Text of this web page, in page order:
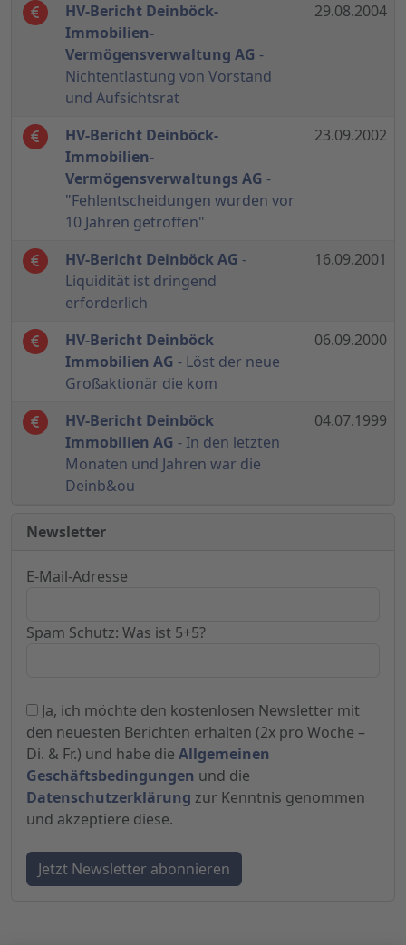
HV-Bericht Deinböck-
Immobilien-
Vermögensverwaltung AG -
Nichtentlastung von Vorstand
und Aufsichtsrat
29.08.2004
HV-Bericht Deinböck-
Immobilien-
Vermögensverwaltungs AG -
"Fehlentscheidungen wurden vor
10 Jahren getroffen"
23.09.2002
HV-Bericht Deinböck AG -
Liquidität ist dringend
erforderlich
16.09.2001
HV-Bericht Deinböck
Immobilien AG - Löst der neue
Großaktionär die kom
06.09.2000
HV-Bericht Deinböck
Immobilien AG - In den letzten
Monaten und Jahren war die
Deinb&ou
04.07.1999
Newsletter
E-Mail-Adresse
Spam Schutz: Was ist 5+5?
Ja, ich möchte den kostenlosen Newsletter mit
den neuesten Berichten erhalten (2x pro Woche –
Di. & Fr.) und habe die Allgemeinen
Geschäftsbedingungen und die
Datenschutzerklärung zur Kenntnis genommen
und akzeptiere diese.